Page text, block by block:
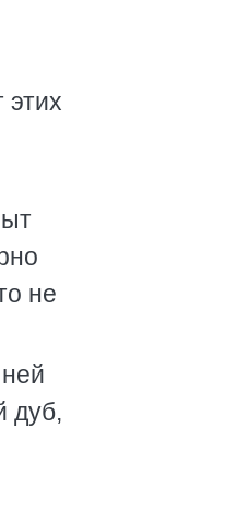
этих
не
дуб,